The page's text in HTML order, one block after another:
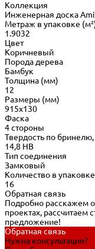
Коллекция
Инженерная доска
Метраж в упаковке
1.9032
Цвет
Коричневый
Порода дерева
Бамбук
Толщина (мм)
12
Размеры (мм)
915х130
Фаска
4 стороны
Твердость по
14,8 HB
Тип соединения
Замковый
Количество в
16
Обратная связь
Подробно расскажем о
проектах, рассчитаем
предложение!
Обратная связь
Нужна консультация?